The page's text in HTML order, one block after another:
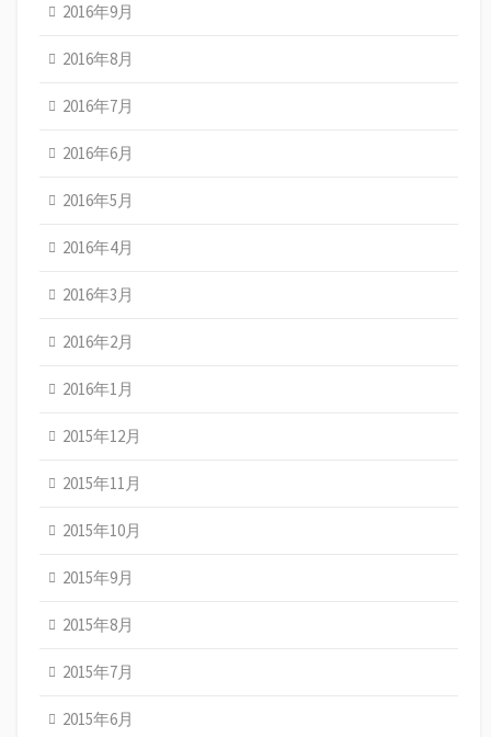
2016年9月
2016年8月
2016年7月
2016年6月
2016年5月
2016年4月
2016年3月
2016年2月
2016年1月
2015年12月
2015年11月
2015年10月
2015年9月
2015年8月
2015年7月
2015年6月